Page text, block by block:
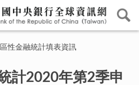
性金融統計填表資訊
計2020年第2季申